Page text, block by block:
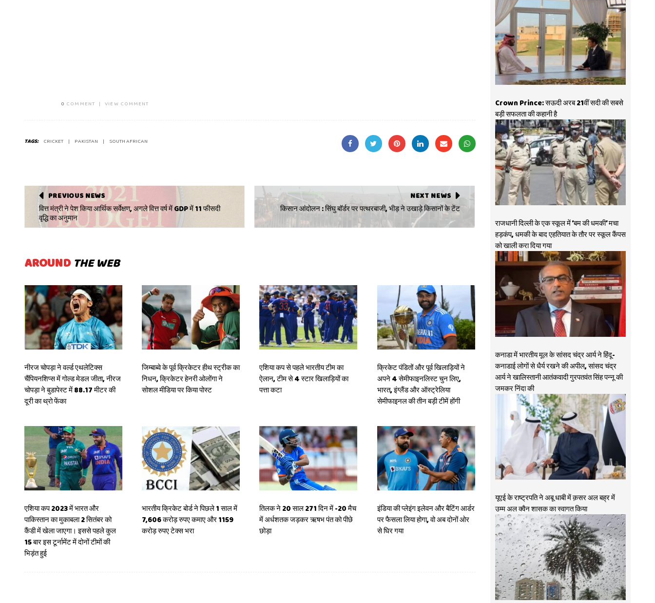
0 COMMENT | VIEW COMMENT
TAGS: CRICKET PAKISTAN SOUTH AFRICAN
PREVIOUS NEWS
वित्त मंत्री ने पेश किया आर्थिक सर्वेक्षण, अगले वित्त वर्ष में GDP में 11 फीसदी
वृद्धि का अनुमान
NEXT NEWS
किसान आंदोलन : सिंघु बॉर्डर पर पत्थरबाजी, भीड़ ने उखाड़े किसानों के टेंट
AROUND THE WEB
नीरज चोपड़ा ने वर्ल्‍ड एथलेटिक्‍स
चैंपियनशिप्‍स में गोल्‍ड मेडल जीता, नीरज
चोपड़ा ने बुडापेस्‍ट में 88.17 मीटर की
दूरी का थ्रो फेंका
जिम्बाब्वे के पूर्व क्रिकेटर हीथ स्ट्रीक का
निधन, क्रिकेटर हेनरी ओलोंगा ने
सोशल मीडिया पर किया पोस्ट
एशिया कप से पहले भारतीय टीम का
ऐलान, टीम से 4 स्टार खिलाड़ियों का
पत्ता कटा
क्रिकेट पंडितों और पूर्व खिलाड़ियों ने
अपने 4 सेमीफाइनलिस्ट चुन लिए,
भारत, इंग्लैंड और ऑस्ट्रेलिया
सेमीफाइनल की तीन बड़ी टीमें होंगी
एशिया कप 2023 में भारत और
पाकिस्तान का मुकाबला 2 सितंबर को
कैंडी में खेला जाएगा। इससे पहले कुल
15 बार इस टूर्नामेंट में दोनों टीमों की
भिड़ंत हुई
भारतीय क्रिकेट बोर्ड ने पिछले 1 साल में
7,606 करोड़ रुपए कमाए और 1159
करोड़ रुपए टेक्स भरा
तिलक ने 20 साल 271 दिन में -20 मैच
में अर्धशतक जड़कर ऋषभ पंत को पीछे
छोड़ा
इंडिया की प्‍लेइंग इलेवन और बैटिंग आर्डर
पर फैसला लिया होगा, वो अब दोनों ओर
से घिर गया
Crown Prince: सऊदी अरब 21वीं सदी की सबसे
बड़ी सफलता की कहानी है
राजधानी दिल्ली के एक स्कूल में ‘बम की धमकी’ मचा
हड़कंप, धमकी के बाद एहतियात के तौर पर स्कूल कैंपस
को खाली करा दिया गया
कनाडा में भारतीय मूल के सांसद चंद्र आर्य ने हिंदू-
कनाडाई लोगों से धैर्य रखने की अपील, सांसद चंद्र
आर्य ने खालिस्तानी आतंकवादी गुरपतवंत सिंह पन्नू की
जमकर निंदा की
यूएई के राष्ट्रपति ने अबू धाबी में क़सर अल बह्र में
उम्म अल क्वैन शासक का स्वागत किया